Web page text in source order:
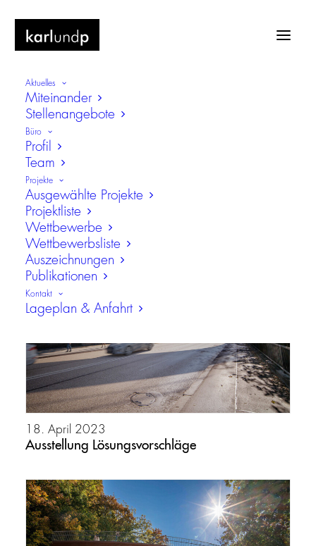
Aktuelles
Miteinander
Stellenangebote
Büro
Profil
Team
Projekte
Ausgewählte Projekte
Projektliste
Wettbewerbe
Wettbewerbsliste
Auszeichnungen
Publikationen
Kontakt
Lageplan & Anfahrt
VgV
18. April 2023
Ausstellung Lösungsvorschläge